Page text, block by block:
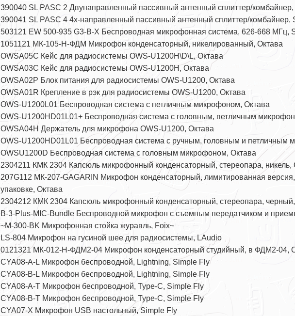
390040 SL PASC 2 Двунаправленный пассивный антенный сплиттер/
390041 SL PASC 4 4х-направленный пассивный антенный сплиттер/комбайнер,
503121 EW 500-935 G3-B-X Беспроводная микрофонная система, 626-668 МГц,
1051121 МК-105-Н-ФДМ Микрофон конденсаторный, никелированный, Октава
OWSA05С Кейс для радиосистемы OWS-U1200H\D\L, Октава
OWSA03С Кейс для радиосистемы OWS-U1200H, Октава
OWSA02P Блок питания для радиосистемы OWS-U1200, Октава
OWSA01R Крепление в рэк для радиосистемы OWS-U1200, Октава
OWS-U1200L01 Беспроводная система с петличным микрофоном, Октава
OWS-U1200HD01L01+ Беспроводная система с головным, петличным
OWSA04H Держатель для микрофона OWS-U1200, Октава
OWS-U1200HD01L01 Беспроводная система с ручным, головным и петличным
OWSU1200D Беспроводная система с головным микрофоном, Октава
2304211 КМК 2304 Капсюль микрофонный конденсаторный, стереопара, никель,
207G112 МК-207-GAGARIN Микрофон конденсаторный, лимитированная версия,
упаковке, Октава
2304212 КМК 2304 Капсюль микрофонный конденсаторный, стереопара,
B-3-Plus-MIC-Bundle Беспроводной микрофон с съемным передатчиком и
~M-300-BK Микрофонная стойка журавль, Foix~
LS-804 Микрофон на гусиной шее для радиосистемы, LAudio
0121321 МК-012-Н-ФДМ2-04 Микрофон конденсаторный студийный, в ФДМ2-04,
CYA08-A-L Микрофон беспроводной, Lightning, Simple Fly
CYA08-B-L Микрофон беспроводной, Lightning, Simple Fly
CYA08-A-T Микрофон беспроводной, Type-C, Simple Fly
CYA08-B-T Микрофон беспроводной, Type-C, Simple Fly
CYA07-X Микрофон USB настольный, Simple Fly